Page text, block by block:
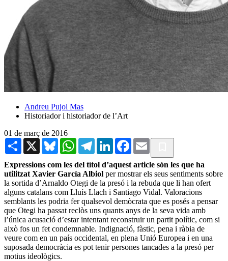
Andreu Pujol Mas
Historiador i historiador de l’Art
01 de març de 2016
Share X BlueskyWhatsAppTelegramLinkedInFacebook
Email
Expressions com les del títol d’aquest article són les que ha
utilitzat Xavier García Albiol per mostrar els seus sentiments sobre
la sortida d’Arnaldo Otegi de la presó i la rebuda que li han ofert
alguns catalans com Lluís Llach i Santiago Vidal. Valoracions
semblants les podria fer qualsevol demòcrata que es posés a pensar
que Otegi ha passat reclòs uns quants anys de la seva vida amb
l’única acusació d’estar intentant reconstruir un partit polític, com si
això fos un fet condemnable. Indignació, fàstic, pena i ràbia de
veure com en un país occidental, en plena Unió Europea i en una
suposada democràcia es pot tenir persones tancades a la presó per
motius ideològics.